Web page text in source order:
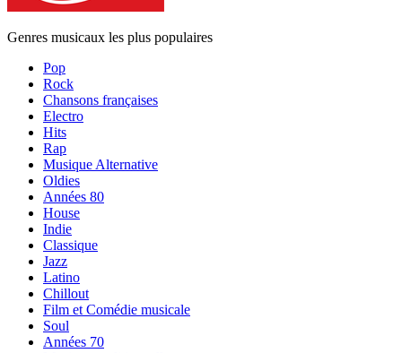
Genres musicaux les plus populaires
Pop
Rock
Chansons françaises
Electro
Hits
Rap
Musique Alternative
Oldies
Années 80
House
Indie
Classique
Jazz
Latino
Chillout
Film et Comédie musicale
Soul
Années 70